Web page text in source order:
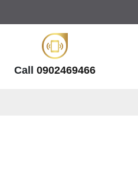
Call 0902469466